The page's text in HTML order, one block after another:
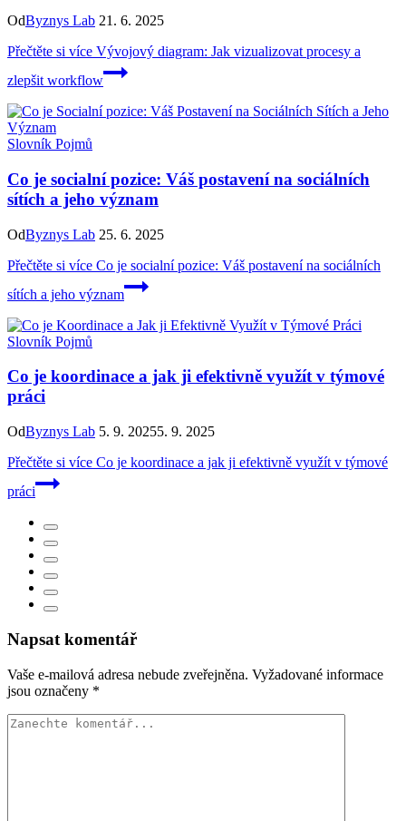
OdByznys Lab 21. 6. 2025
Přečtěte si více Vývojový diagram: Jak vizualizovat procesy a
zlepšit workflow
Slovník Pojmů
Co je socialní pozice: Váš postavení na sociálních
sítích a jeho význam
OdByznys Lab 25. 6. 2025
Přečtěte si více Co je socialní pozice: Váš postavení na sociálních
sítích a jeho význam
Slovník Pojmů
Co je koordinace a jak ji efektivně využít v týmové
práci
OdByznys Lab 5. 9. 20255. 9. 2025
Přečtěte si více Co je koordinace a jak ji efektivně využít v týmové
práci
Napsat komentář
Vaše e-mailová adresa nebude zveřejněna. Vyžadované informace
jsou označeny *